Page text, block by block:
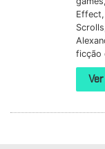
ficção